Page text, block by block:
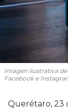
Imagen ilustrativa
Facebook e
Querétaro, 23